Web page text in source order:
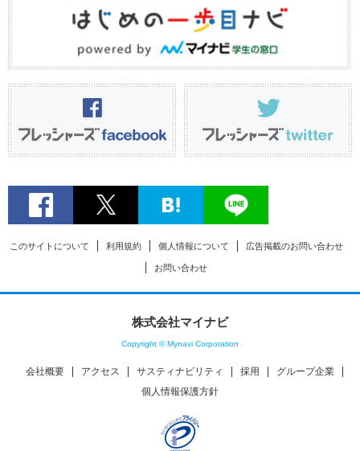
このサイトについて 利用規約 個人情報について 広告掲載のお問い合わせ
お問い合わせ
株式会社マイナビ
Copyright © Mynavi Corporation
会社概要 アクセス サスティナビリティ 採用
グループ企業
個人情報保護方針